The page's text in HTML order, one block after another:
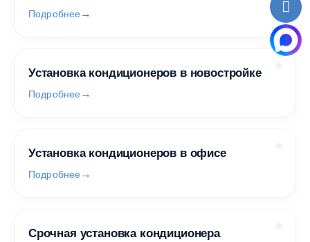
Подробнее
Установка кондиционеров в новостройке
Подробнее
Установка кондиционеров в офисе
Подробнее
Срочная установка кондиционера